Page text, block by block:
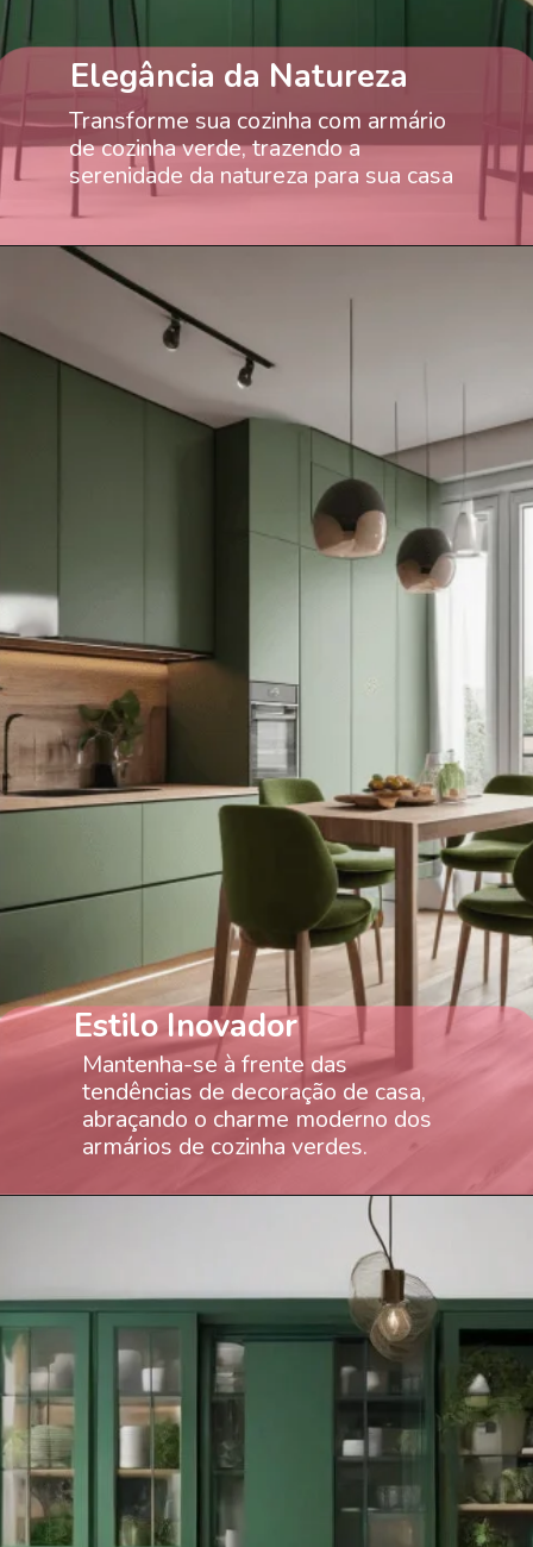
Elegância da Natureza
Transforme sua cozinha com armário
de cozinha verde, trazendo a
serenidade da natureza para sua casa
Estilo Inovador
Mantenha-se à frente das
tendências de decoração de casa,
abraçando o charme moderno dos
armários de cozinha verdes.